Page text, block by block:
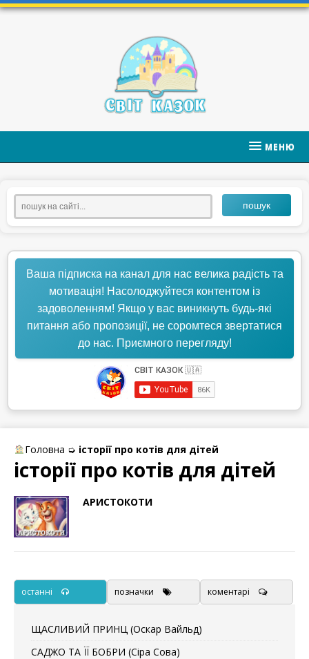
МЕНЮ
пошук
Ваша підписка на канал для нас велика радість та
мотивація! Насолоджуйтеся контентом із
задоволенням! Якщо у вас виникнуть будь-які
питання або пропозиції, не соромтеся звертатися
до нас. Приємного перегляду!
Головна ➭ історії про котів для дітей
історії про котів для дітей
АРИСТОКОТИ
останні позначки коментарі
ЩАСЛИВИЙ ПРИНЦ (Оскар Вайльд)
САДЖО ТА ЇЇ БОБРИ (Сіра Сова)